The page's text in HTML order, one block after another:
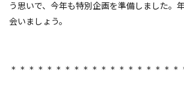
う思いで、今年も特別企画を準備しました。
会いましょう。
＊＊＊＊＊＊＊＊＊＊＊＊＊＊＊＊＊＊＊